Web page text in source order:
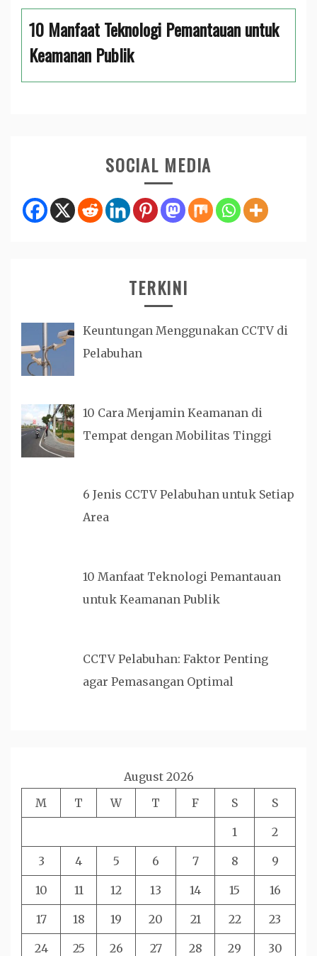
10 Manfaat Teknologi Pemantauan untuk
Keamanan Publik
SOCIAL MEDIA
TERKINI
Keuntungan Menggunakan CCTV di
Pelabuhan
10 Cara Menjamin Keamanan di
Tempat dengan Mobilitas Tinggi
6 Jenis CCTV Pelabuhan untuk Setiap
Area
10 Manfaat Teknologi Pemantauan
untuk Keamanan Publik
CCTV Pelabuhan: Faktor Penting
agar Pemasangan Optimal
August 2026
M
T W T F S S
1 2
3 4 5 6 7 8 9
10 11 12 13 14 15 16
17 18 19 20 21 22 23
24 25 26 27 28 29 30